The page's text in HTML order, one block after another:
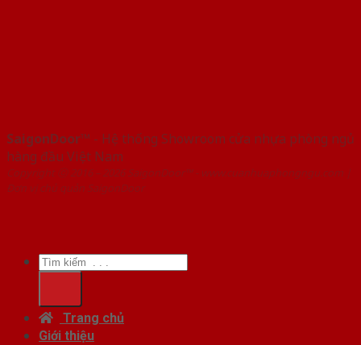
SaigonDoor™ - Hệ thống Showroom cửa nhựa phòng ngủ
hàng đầu Việt Nam
Copyright ⓒ 2016 – 2026 SaigonDoor™ - www.cuanhuaphongngu.com |
Đơn vị chủ quản SaigonDoor
Tìm
kiếm:
Trang chủ
Giới thiệu